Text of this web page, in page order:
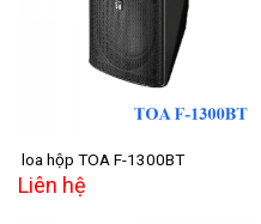
loa hộp TOA F-1300BT
Liên hệ